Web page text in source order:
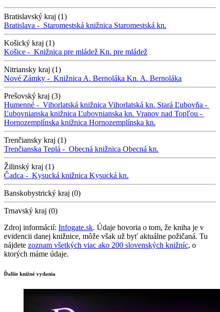
Bratislavský kraj (1)
Bratislava - Staromestská knižnica Staromestská kn.
Košický kraj (1)
Košice - Knižnica pre mládež Kn. pre mládež
Nitriansky kraj (1)
Nové Zámky - Knižnica A. Bernoláka Kn. A. Bernoláka
Prešovský kraj (3)
Humenné - Vihorlatská knižnica Vihorlatská kn. Stará Ľubovňa -
Ľubovnianska knižnica Ľubovnianska kn. Vranov nad Topľou -
Hornozemplínska knižnica Hornozemplínska kn.
Trenčiansky kraj (1)
Trenčianska Teplá - Obecná knižnica Obecná kn.
Žilinský kraj (1)
Čadca - Kysucká knižnica Kysucká kn.
Banskobystrický kraj (0)
Trnavský kraj (0)
Zdroj informácií: Infogate.sk. Údaje hovoria o tom, že kniha je v
evidencii danej knižnice, môže však už byť aktuálne požičaná. Tu
nájdete zoznam všetkých viac ako 200 slovenských knižníc, o
ktorých máme údaje.
Ďalšie knižné vydania